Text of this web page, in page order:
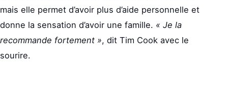
mais elle permet d’avoir plus d’aide personnelle et
donne la sensation d’avoir une famille. « Je la
recommande fortement », dit Tim Cook avec le
sourire.